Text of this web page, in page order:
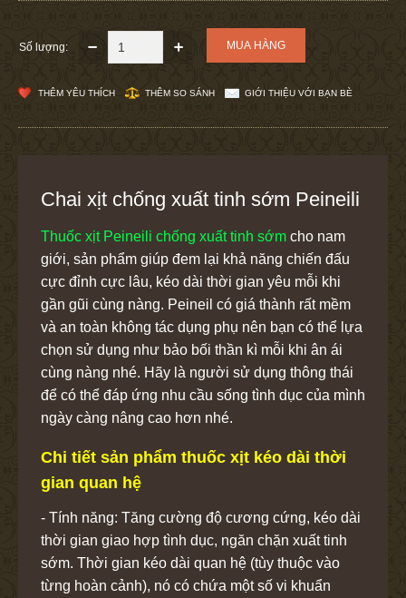
Số lượng:
THÊM YÊU THÍCH THÊM SO SÁNH GIỚI THIỆU VỚI BẠN BÈ
Chai xịt chống xuất tinh sớm Peineili
Thuốc xịt Peineili chống xuất tinh sớm cho nam
giới, sản phẩm giúp đem lại khả năng chiến đấu
cực đỉnh cực lâu, kéo dài thời gian yêu mỗi khi
gần gũi cùng nàng. Peineil có giá thành rất mềm
và an toàn không tác dụng phụ nên bạn có thể lựa
chọn sử dụng như bảo bối thần kì mỗi khi ân ái
cùng nàng nhé. Hãy là người sử dụng thông thái
để có thể đáp ứng nhu cầu sống tình dục của mình
ngày càng nâng cao hơn nhé.
Chi tiết sản phẩm thuốc xịt kéo dài thời
gian quan hệ
- Tính năng: Tăng cường độ cương cứng, kéo dài
thời gian giao hợp tình dục, ngăn chặn xuất tinh
sớm. Thời gian kéo dài quan hệ (tùy thuộc vào
từng hoàn cảnh), nó có chứa một số vi khuẩn